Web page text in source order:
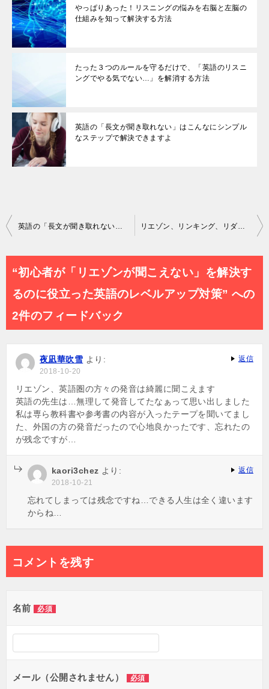
やっぱりあった！リスニングの悩みを右脳と左脳の
仕組みを知って解決する方法
たった３つのルールを守るだけで、「英語のリスニ
ングでやる気でない…」を解消する方法
英語の「長文が聞き取れない」はこんなにシンプル
なステップで解決できますよ
投
ナ
ビ
ゲ
ー
シ
ン
英語の「長文が聞き取れない」はこんなにシンプルなステップで解決できますよ リエゾン、リンキング、リダクションの全てが練習できる無料音読トレーニングテキスト+音声レッスン
“初心者が「リエゾンが聞こえない」を解決す
るのに役立った英語のレベルアップ対策” への
2件のフィードバック
夜凪華吹雪 より:
2018-10-20
リエゾン、英語圏の方々の発音は綺麗に聞こえます
英語の先生は…無理して発音してたなぁって思い出しました
私は専ら教科書や参考書の内容が入ったテープを聞いてまし
た、外国の方の発音だったので心地良かったです、忘れたの
が残念ですが…
返信
kaori3chez より:
2018-10-21
忘れてしまっては残念ですね…できる人生は全く違います
からね…
返信
コメントを残す
名前 必須
メール（公開されません） 必須